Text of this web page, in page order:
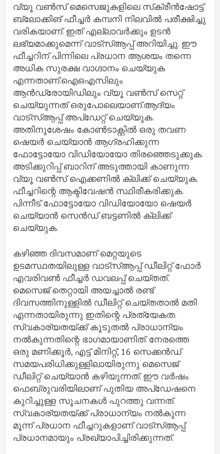
വ്യൂ വൺസ് മെസെജുകളിലെ സ്‌ക്രീൻഷോട്ട്
ബ്ലോക്കിങ് ഫീച്ചർ കമ്പനി നിലവിൽ പരീക്ഷിച്ചു
വരികയാണ്. ഇത് എല്ലാവർക്കും ഉടൻ
ലഭ്യമാക്കുമെന്ന് വാട്സ്ആപ്പ് അറിയിച്ചു. ഈ
ഫീച്ചറിന് പിന്നിലെ പ്രധാന ആശയം തന്നെ
അധിക സുരക്ഷ വാഗ്ദാനം ചെയ്യുക
എന്നതാണ്.ഐഒഎസിലും
ആൻഡ്രോയിഡിലും വ്യൂ വൺസ് സെറ്റ്
ചെയ്യുന്നത് ഒരുപോലെയാണ്.ആദ്യം
വാട്സ്ആപ്പ് അപ്ഡേറ്റ് ചെയ്യുക.
അതിനുശേഷം കോൺടാക്റ്റിൽ ഒരു തവണ
ഷെയർ ചെയ്യാൻ ആഗ്രഹിക്കുന്ന
ഫോട്ടോയോ വിഡിയോയോ തിരഞ്ഞെടുക്കുക.
അടിക്കുറിപ്പ് ബാറിന് അടുത്തായി കാണുന്ന
വ്യൂ വൺസ് ഐക്കണിൽ ക്ലിക്ക് ചെയ്യുക.
ഫീച്ചറിന്റെ ആക്ടിവേഷൻ സ്ഥിരീകരിക്കുക.
പിന്നീട് ഫോട്ടോയോ വിഡിയോയോ ഷെയർ
ചെയ്യാൻ സെൻഡ് ബട്ടണിൽ ക്ലിക്ക്
ചെയ്യുക.
കഴിഞ്ഞ ദിവസമാണ് മെറ്റയുടെ
ഉടമസ്ഥതയിലുള്ള വാട്സ്ആപ്പ് ഡീലിറ്റ് ഫോർ
എവരിവൺ ഫീച്ചർ ഡവലപ്പ് ചെയ്തത്.
മെസെജ് തെറ്റായി അയച്ചാൽ രണ്ട്
ദിവസത്തിനുള്ളിൽ ഡീലിറ്റ് ചെയ്തതാൽ മതി
എന്നതായിരുന്നു ഇതിന്റെ പ്രത്യേകത.
സ്വകാര്യതയ്ക്ക് കൂടുതൽ പ്രാധാന്യം
നൽകുന്നതിന്റെ ഭാഗമായാണിത്. നേരത്തെ
ഒരു മണിക്കൂർ, എട്ട് മിനിറ്റ്, 16 സെക്കൻഡ്
സമയപരിധിക്കുള്ളിലായിരുന്നു മെസെജ്
ഡീലിറ്റ് ചെയ്യാൻ കഴിയുന്നത്. ഈ വർഷം
ഫെബ്രുവരിയിലാണ് പുതിയ അപ്ഡേഷനെ
കുറിച്ചുള്ള സൂചനകൾ പുറത്തു വന്നത്.
സ്വകാര്യതയ്ക്ക് പ്രാധാന്യം നൽകുന്ന
മൂന്ന് പ്രധാന ഫീച്ചറുകളാണ് വാട്സ്ആപ്പ്
പ്രധാനമായും പ്രഖ്യാപിച്ചിരിക്കുന്നത്.